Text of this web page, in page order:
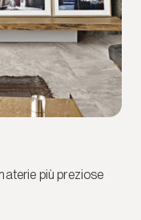
più preziose